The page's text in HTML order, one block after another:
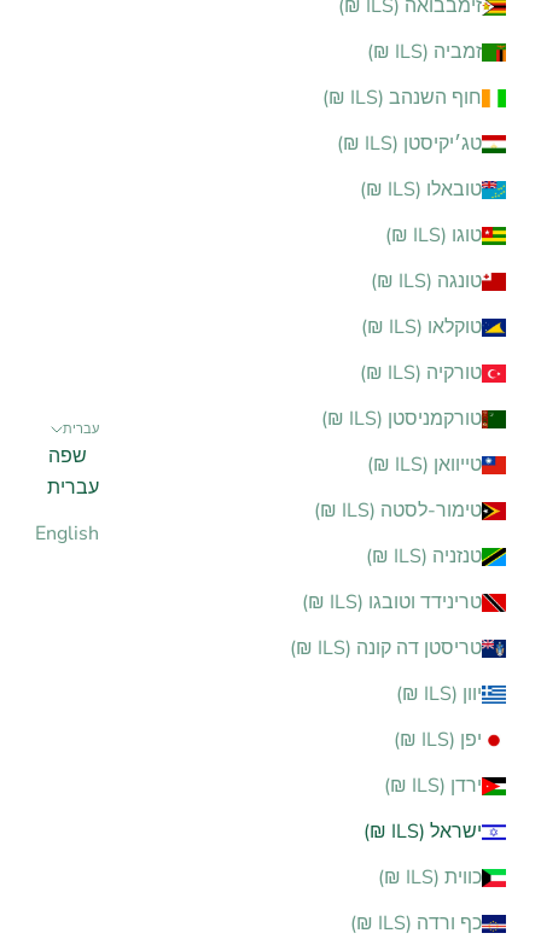
זימבבואה (ILS ₪)
זמביה (ILS ₪)
חוף השנהב (ILS ₪)
טג׳יקיסטן (ILS ₪)
טובאלו (ILS ₪)
טוגו (ILS ₪)
טונגה (ILS ₪)
טוקלאו (ILS ₪)
טורקיה (ILS ₪)
טורקמניסטן (ILS ₪)
טייוואן (ILS ₪)
טימור-לסטה (ILS ₪)
טנזניה (ILS ₪)
טרינידד וטובגו (ILS ₪)
טריסטן דה קונה (ILS ₪)
יוון (ILS ₪)
יפן (ILS ₪)
ירדן (ILS ₪)
ישראל (ILS ₪)
כווית (ILS ₪)
כף ורדה (ILS ₪)
עברית
שפה
עברית
English